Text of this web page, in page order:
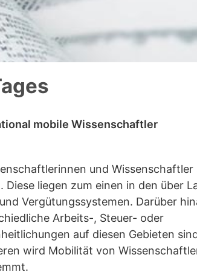
mobile Wissenschaftler
und
liegen zum einen in den über
Vergütungssystemen. Darüber
Arbeits-, Steuer- oder
auf diesen Gebieten
wird Mobilität von